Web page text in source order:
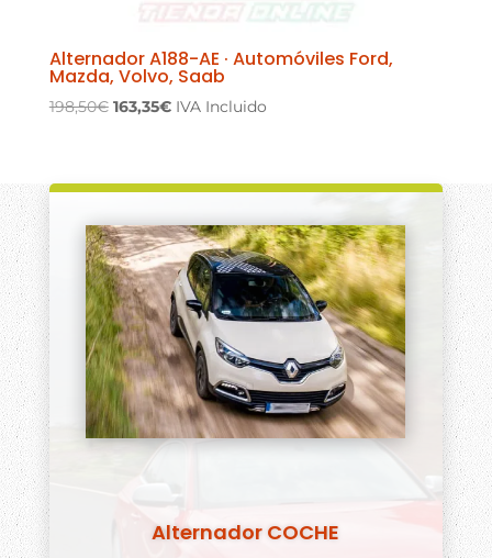
Alternador A188-AE · Automóviles Ford,
Mazda, Volvo, Saab
198,50€ El
era:
163,35€El
es:
IVA Incluido
Alternador COCHE